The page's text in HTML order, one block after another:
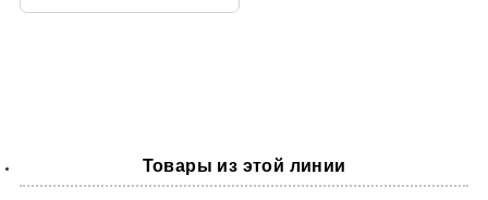
свойств во время
использования. Также в
нашем ассортименте есть
парабенов, ПЭГ, SLS,
парафина, вазелина,
Товары из этой линии